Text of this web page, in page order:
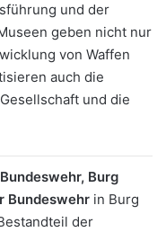
und der
geben nicht nur
von Waffen
auch die
und die
Burg
Bundeswehr in Burg
der